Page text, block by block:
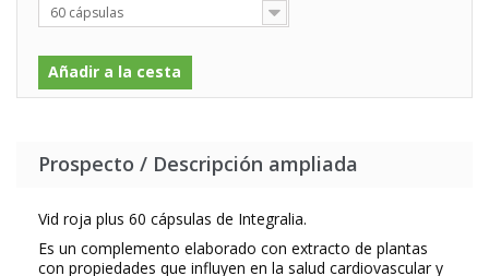
60 cápsulas
Añadir a la cesta
Prospecto / Descripción ampliada
Vid roja plus 60 cápsulas de Integralia.
Es un complemento elaborado con extracto de plantas
con propiedades que influyen en la salud cardiovascular y